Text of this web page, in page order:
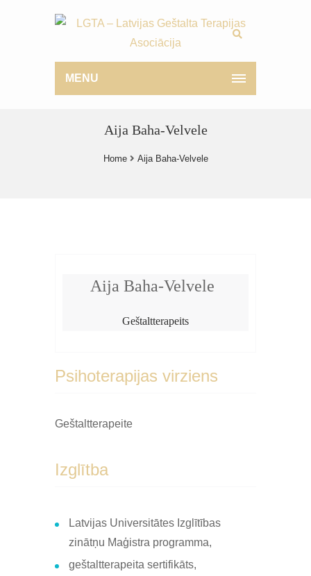
MENU
Aija Baha-Velvele
Home Aija Baha-Velvele
Aija Baha-Velvele
​Geštaltterapeits
Psihoterapijas virziens
Geštaltterapeite
Izglītba
Latvijas Universitātes Izglītības
zinātņu Maģistra programma,
geštaltterapeita sertifikāts,